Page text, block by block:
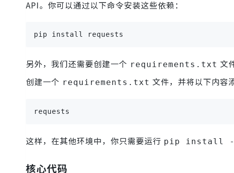
API。你可以通过以下命令安装这些依赖：
pip install requests
另外，我们还需要创建一个 requirements.txt 文
创建一个 requirements.txt 文件，并将以下内容
requests
这样，在其他环境中，你只需要运行 pip install -
核心代码